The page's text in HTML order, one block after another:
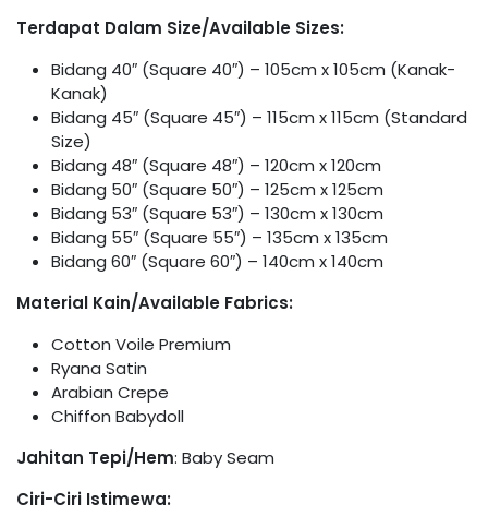
Terdapat Dalam Size/Available Sizes:
Bidang 40″ (Square 40″) – 105cm x 105cm (Kanak-
Kanak)
Bidang 45″ (Square 45″) – 115cm x 115cm (Standard
Size)
Bidang 48″ (Square 48″) – 120cm x 120cm
Bidang 50″ (Square 50″) – 125cm x 125cm
Bidang 53″ (Square 53″) – 130cm x 130cm
Bidang 55″ (Square 55″) – 135cm x 135cm
Bidang 60″ (Square 60″) – 140cm x 140cm
Material Kain/Available Fabrics:
Cotton Voile Premium
Ryana Satin
Arabian Crepe
Chiffon Babydoll
Jahitan Tepi/Hem: Baby Seam
Ciri-Ciri Istimewa: